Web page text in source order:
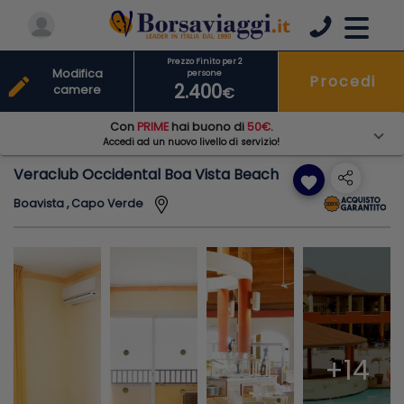
Veraclub Occidental Boa Vista Beach favorite
Boavista , Capo Verde
+14
Prezzo Finito per 2
persone
2.400€
Procedi
edit
Modifica
camere
Con PRIMEhai buono di50€.
Accedi ad un nuovo livello di servizio!